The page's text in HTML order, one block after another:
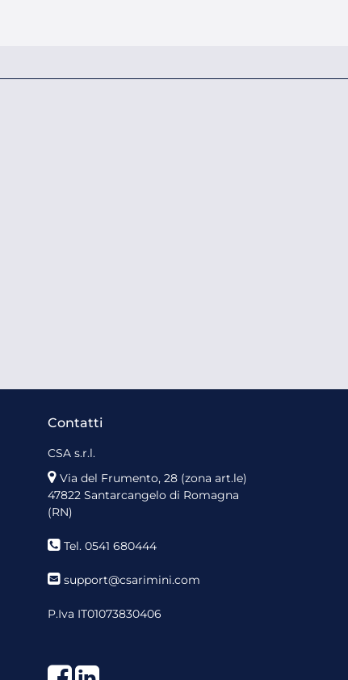
Contatti
CSA s.r.l.
Via del Frumento, 28 (zona art.le)
47822 Santarcangelo di Romagna
(RN)
Tel. 0541 680444
support@csarimini.com
P.Iva IT01073830406
Facebook
LinkedIn